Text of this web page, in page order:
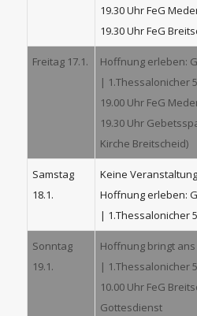
19.30 Uhr FeG
19.30 Uhr FeG
Freitag 17.1.
Hoffnung erleben:
| 1.Thessalonicher
19.00 Uhr FeG
19.30 Uhr
Kirche Breitscheid)
Samstag
18.1.
Keine
Hoffnung erleben:
| 1.Thessalonicher
Sonntag
19.1.
Hoffnung bringt
| 1.Thessalonicher
10.00 Uhr FeG
Gottesdienst